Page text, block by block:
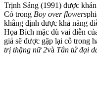
Trịnh Sảng (1991) được
Cỏ trong Boy over flowers
khẳng định được khả năng
Họa Bích mặc dù vai diễn
giả sẽ được gặp lại cô trong
trị thặng nữ 2và Tân tứ đại